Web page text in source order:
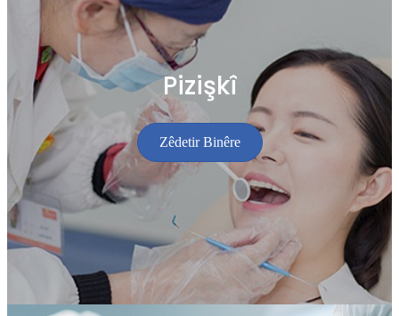
Pizişkî
Zêdetir Binêre